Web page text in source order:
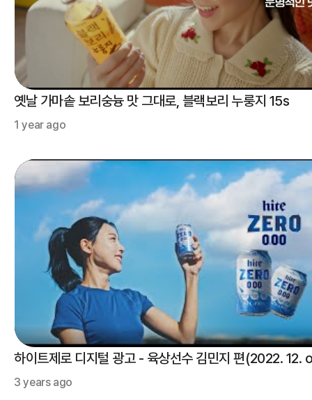
옛날 가마솥 보리숭늉 맛 그대로, 블랙보리 누룽지 15s
1 year ago
하이트제로 디지털 광고 - 육상선수 김민지 편(2022. 12.
3 years ago